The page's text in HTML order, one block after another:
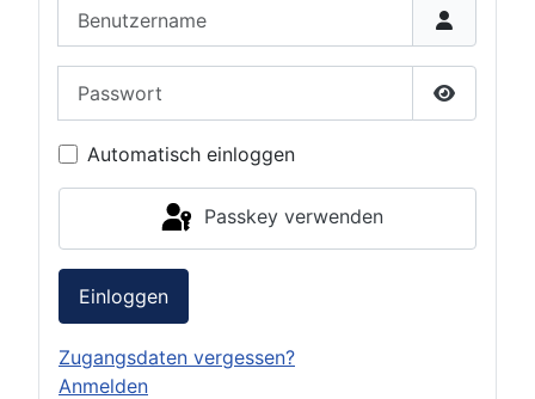
Passwort
Automatisch einloggen
Passkey verwenden
Einloggen
Zugangsdaten vergessen?
Anmelden